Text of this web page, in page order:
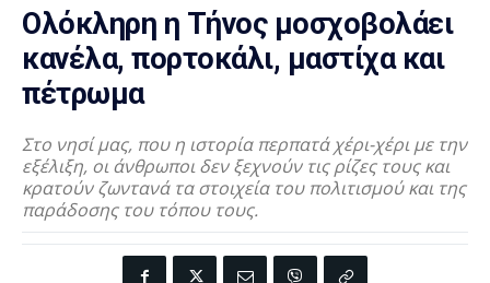
Ολόκληρη η Τήνος μοσχοβολάει
κανέλα, πορτοκάλι, μαστίχα και
πέτρωμα
Στο νησί μας, που η ιστορία περπατά χέρι-χέρι με την
εξέλιξη, οι άνθρωποι δεν ξεχνούν τις ρίζες τους και
κρατούν ζωντανά τα στοιχεία του πολιτισμού και της
παράδοσης του τόπου τους.